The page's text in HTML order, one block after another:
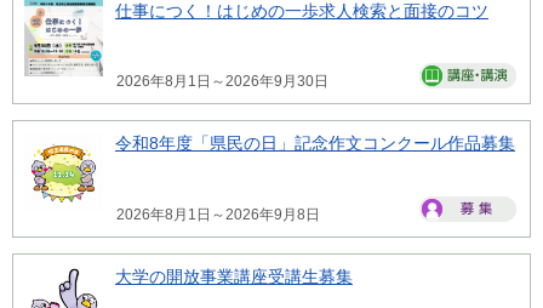
仕事につく！はじめの一歩求人検索と面接のコツ
2026年8月1日～2026年9月30日
令和8年度「県民の日」記念作文コンクール作品募集
2026年8月1日～2026年9月8日
大学の開放事業講座受講生募集